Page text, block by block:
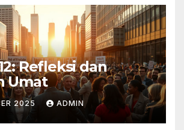
Refleksi dan
Umat
2025 ADMIN